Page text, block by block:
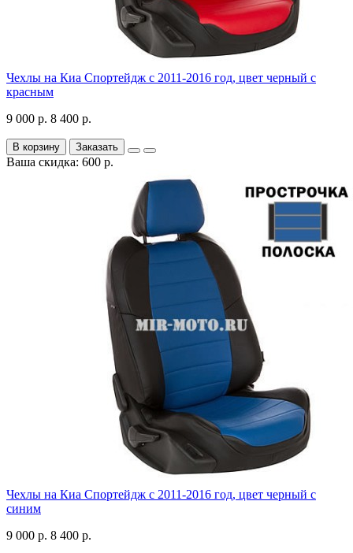
Чехлы на Киа Спортейдж с 2011-2016 год, цвет черный с
красным
9 000 р. 8 400 р.
В корзину Заказать
Ваша скидка: 600 р.
Чехлы на Киа Спортейдж с 2011-2016 год, цвет черный с
синим
9 000 р. 8 400 р.